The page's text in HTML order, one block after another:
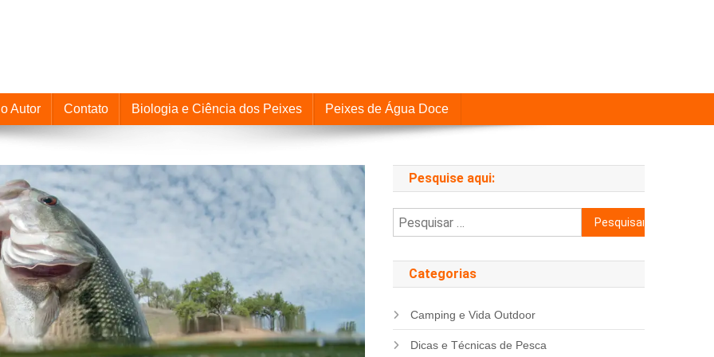
Autor Contato Biologia e Ciência dos Peixes Peixes de Água Doce
Pesquise aqui:
Pesquisar
por:
Categorias
Camping e Vida Outdoor
Dicas e Técnicas de Pesca